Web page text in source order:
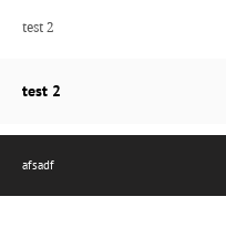
test 2
test 2
afsadf